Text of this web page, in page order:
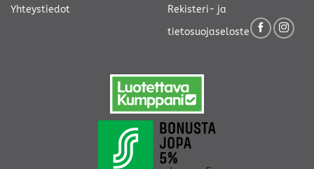
Yhteystiedot
Rekisteri- ja
tietosuojaseloste